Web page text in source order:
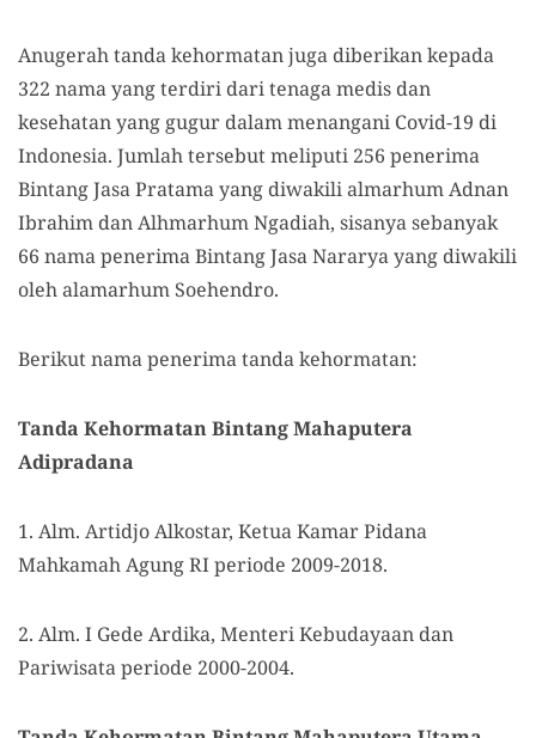
Anugerah tanda kehormatan juga diberikan kepada
322 nama yang terdiri dari tenaga medis dan
kesehatan yang gugur dalam menangani Covid-19 di
Indonesia. Jumlah tersebut meliputi 256 penerima
Bintang Jasa Pratama yang diwakili almarhum Adnan
Ibrahim dan Alhmarhum Ngadiah, sisanya sebanyak
66 nama penerima Bintang Jasa Nararya yang diwakili
oleh alamarhum Soehendro.
Berikut nama penerima tanda kehormatan:
Tanda Kehormatan Bintang Mahaputera
Adipradana
1. Alm. Artidjo Alkostar, Ketua Kamar Pidana
Mahkamah Agung RI periode 2009-2018.
2. Alm. I Gede Ardika, Menteri Kebudayaan dan
Pariwisata periode 2000-2004.